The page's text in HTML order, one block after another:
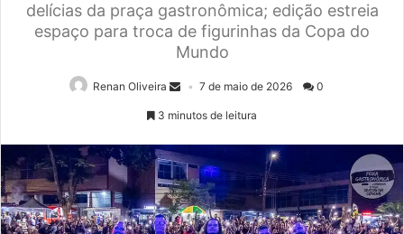
delícias da praça gastronômica; edição estreia
espaço para troca de figurinhas da Copa do
Mundo
Renan Oliveira 7 de maio de 2026 0
3 minutos de leitura